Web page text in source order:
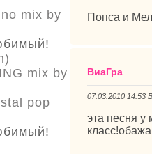
Попса и
ВиаГра
07.03.2010 14:53
эта песня у
mix by
mix by
pop